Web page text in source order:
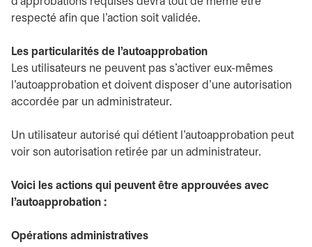
respecté afin que l’action soit validée.
Les particularités de l’autoapprobation
Les utilisateurs ne peuvent pas s’activer eux-mêmes
l’autoapprobation et doivent disposer d’une autorisation
accordée par un administrateur.
Un utilisateur autorisé qui détient l’autoapprobation peut
voir son autorisation retirée par un administrateur.
Voici les actions qui peuvent être approuvées avec
l'autoapprobation :
Opérations administratives